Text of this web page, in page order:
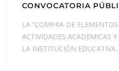
CONVOCATORIA
LA “COMPRA DE
ACTIVIDADES ACADEMICAS
LA INSTITUCIÓN